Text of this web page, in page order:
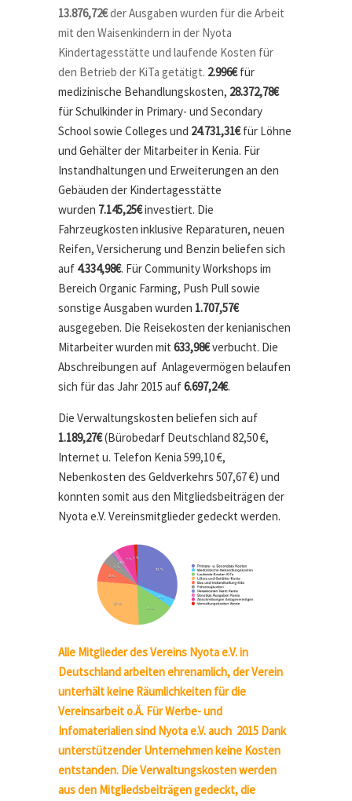
13.876,72€der Ausgaben wurden für die Arbeit
mit den Waisenkindern in der Nyota
Kindertagesstätte und laufende Kosten für
den Betrieb der KiTa getätigt. 2.996€für
medizinische Behandlungskosten, 28.372,78€
für Schulkinder in Primary- und Secondary
School sowie Colleges und 24.731,31€für Löhne
und Gehälter der Mitarbeiter in Kenia. Für
Instandhaltungen und Erweiterungen an den
Gebäuden der Kindertagesstätte
wurden 7.145,25€investiert. Die
Fahrzeugkosten inklusive Reparaturen, neuen
Reifen, Versicherung und Benzin beliefen sich
auf 4.334,98€. Für Community Workshops im
Bereich Organic Farming, Push Pull sowie
sonstige Ausgaben wurden 1.707,57€
ausgegeben. Die Reisekosten der kenianischen
Mitarbeiter wurden mit 633,98€verbucht. Die
Abschreibungen auf Anlagevermögen belaufen
sich für das Jahr 2015 auf6.697,24€.
Die Verwaltungskosten beliefen sich auf
1.189,27€(Bürobedarf Deutschland 82,50 €,
Internet u. Telefon Kenia 599,10 €,
Nebenkosten des Geldverkehrs 507,67 €) und
konnten somit aus den Mitgliedsbeiträgen der
Nyota e.V. Vereinsmitglieder gedeckt werden.
Alle Mitglieder des Vereins Nyota e.V. in
Deutschland arbeiten ehrenamlich, der Verein
unterhält keine Räumlichkeiten für die
Vereinsarbeit o.Ä. Für Werbe- und
Infomaterialien sind Nyota e.V. auch 2015 Dank
unterstützender Unternehmen keine Kosten
entstanden. Die Verwaltungskosten werden
aus den Mitgliedsbeiträgen gedeckt, die